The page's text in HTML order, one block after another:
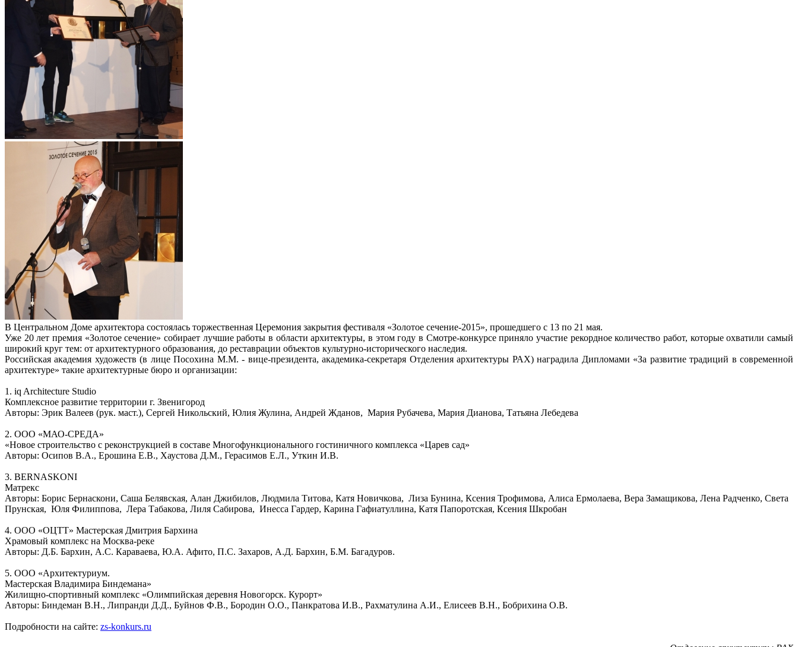
В Центральном Доме архитектора состоялась торжественная Церемония закрытия фестиваля «Золотое сечение-2015», прошедшего с 13 по 21 мая.
Уже 20 лет премия «Золотое сечение» собирает лучшие работы в области архитектуры, в этом году в Смотре-конкурсе приняло участие рекордное количество работ, которые охватили самый
широкий круг тем: от архитектурного образования, до реставрации объектов культурно-исторического наследия.
Российская академия художеств (в лице Посохина М.М. - вице-президента, академика-секретаря Отделения архитектуры РАХ) наградила Дипломами «За развитие традиций в современной
архитектуре» такие архитектурные бюро и организации:
1. iq Architecture Studio
Комплексное развитие территории г. Звенигород
Авторы: Эрик Валеев (рук. маст.), Сергей Никольский, Юлия Жулина, Андрей Жданов, Мария Рубачева, Мария Дианова, Татьяна Лебедева
2. ООО «МАО-СРЕДА»
«Новое строительство с реконструкцией в составе Многофункционального гостиничного комплекса «Царев сад»
Авторы: Осипов В.А., Ерошина Е.В., Хаустова Д.М., Герасимов Е.Л., Уткин И.В.
3. BERNASKONI
Матрекс
Авторы: Борис Бернаскони, Саша Белявская, Алан Джибилов, Людмила Титова, Катя Новичкова, Лиза Бунина, Ксения Трофимова, Алиса Ермолаева, Вера Замащикова, Лена Радченко, Света
Прунская, Юля Филиппова, Лера Табакова, Лиля Сабирова, Инесса Гардер, Карина Гафиатуллина, Катя Папоротская, Ксения Шкробан
4. ООО «ОЦТТ» Мастерская Дмитрия Бархина
Храмовый комплекс на Москва-реке
Авторы: Д.Б. Бархин, А.С. Караваева, Ю.А. Афито, П.С. Захаров, А.Д. Бархин, Б.М. Багадуров.
5. ООО «Архитектуриум.
Мастерская Владимира Биндемана»
Жилищно-спортивный комплекс «Олимпийская деревня Новогорск. Курорт»
Авторы: Биндеман В.Н., Липранди Д.Д., Буйнов Ф.В., Бородин О.О., Панкратова И.В., Рахматулина А.И., Елисеев В.Н., Бобрихина О.В.
Подробности на сайте: zs-konkurs.ru